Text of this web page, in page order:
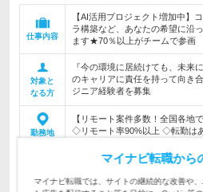
仕事内容
【AI活用プロジェクト増加中】
ラ構築など、あなたの希望に沿
ます★70％以上がチームで参画
対象と
なる方
『今の環境に居続けても、未来
のキャリアに責任を持って向き
ジニア経験者を募集
勤務地
【リモート案件多数！全国各地
◇リモート率90%以上 ◇転勤は
年収
マイナビ転職から
マイナビ転職では、サイトの継続的な改善や